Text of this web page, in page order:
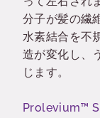
分子が髪の繊
水素結合を不
造が変化し、
じます。
Prolevium™